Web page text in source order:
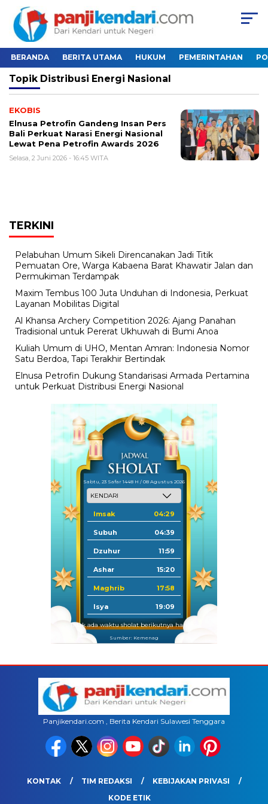
BERANDA BERITA UTAMA HUKUM PEMERINTAHAN
Topik Distribusi Energi Nasional
EKOBIS
Elnusa Petrofin Gandeng Insan Pers
Bali Perkuat Narasi Energi Nasional
Lewat Pena Petrofin Awards 2026
Selasa, 2 Juni 2026 - 16:45 WITA
TERKINI
Pelabuhan Umum Sikeli Direncanakan Jadi Titik
Pemuatan Ore, Warga Kabaena Barat Khawatir Jalan dan
Permukiman Terdampak
Maxim Tembus 100 Juta Unduhan di Indonesia, Perkuat
Layanan Mobilitas Digital
Al Khansa Archery Competition 2026: Ajang Panahan
Tradisional untuk Pererat Ukhuwah di Bumi Anoa
Kuliah Umum di UHO, Mentan Amran: Indonesia Nomor
Satu Berdoa, Tapi Terakhir Bertindak
Elnusa Petrofin Dukung Standarisasi Armada Pertamina
untuk Perkuat Distribusi Energi Nasional
Sabtu, 23 Safar 1448 H / 08 Agustus 2026
Imsak 04:29
Subuh 04:39
Dzuhur 11:59
Ashar 15:20
Maghrib 17:58
Isya 19:09
Tidak ada waktu sholat berikutnya hari ini.
Sumber: Kemenag
Panjikendari.com , Berita Kendari Sulawesi Tenggara
KONTAK TIM REDAKSI
KEBIJAKAN PRIVASI
KODE ETIK